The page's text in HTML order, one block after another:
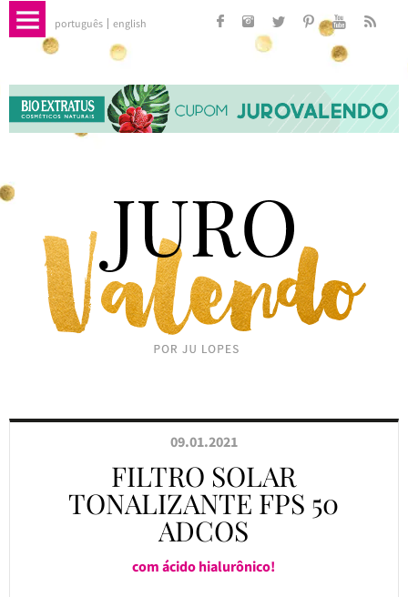
português english
09.01.2021
FILTRO SOLAR
TONALIZANTE FPS 50
ADCOS
com ácido hialurônico!